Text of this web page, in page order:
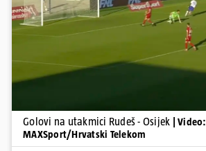
Pokretanje videa...
Golovi na utakmici Rudeš - Osijek
| Video:
MAXSport/Hrvatski Telekom